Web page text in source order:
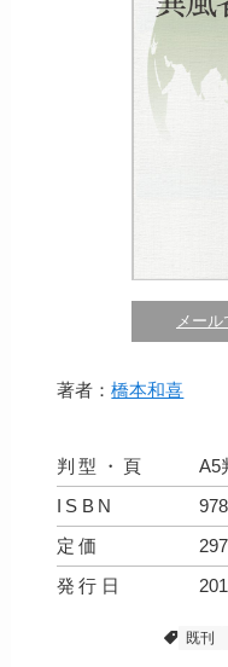
メー
著者：橋本和喜
判型・頁
A5
ISBN
定価
発行日
既刊